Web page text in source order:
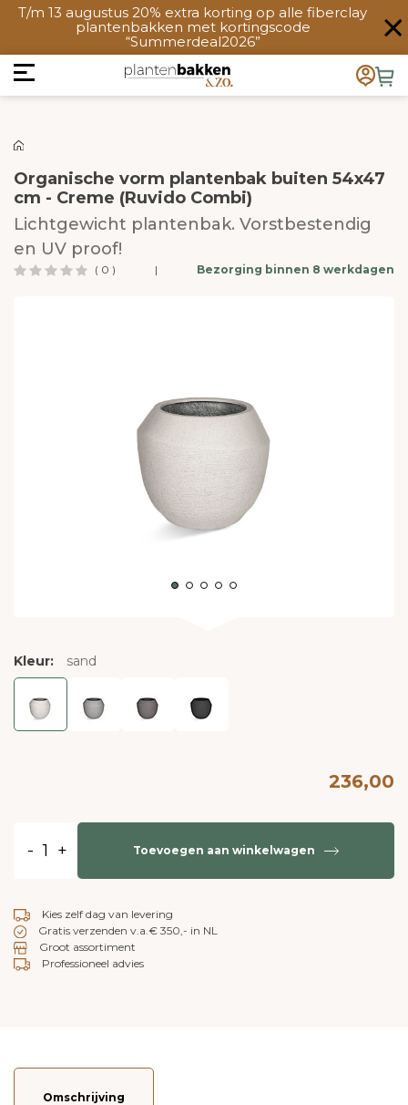
T/m 13 augustus 20% extra korting op alle fiberclay
plantenbakken met kortingscode
“Summerdeal2026”
Organische vorm plantenbak buiten 54x47
cm - Creme (Ruvido Combi)
Lichtgewicht plantenbak. Vorstbestendig
en UV proof!
( 0 ) | Bezorging binnen 8 werkdagen
Kleur: sand
236,00
- + Toevoegen aan winkelwagen
Kies zelf dag van levering
Gratis verzenden v.a.€ 350,- in NL
Groot assortiment
Professioneel advies
Omschrijving